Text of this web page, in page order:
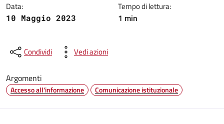
Data:
10 Maggio 2023
Tempo di lettura:
1 min
Condividi Vedi azioni
Argomenti
Accesso all'informazione Comunicazione istituzionale